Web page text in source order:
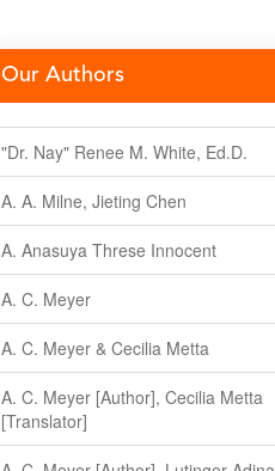
Our Authors
"Dr. Nay" Renee M. White, Ed.D.
A. A. Milne, Jieting Chen
A. Anasuya Threse Innocent
A. C. Meyer
A. C. Meyer & Cecilia Metta
A. C. Meyer [Author], Cecilia Metta
[Translator]